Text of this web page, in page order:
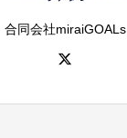
合同会社miraiGOALs